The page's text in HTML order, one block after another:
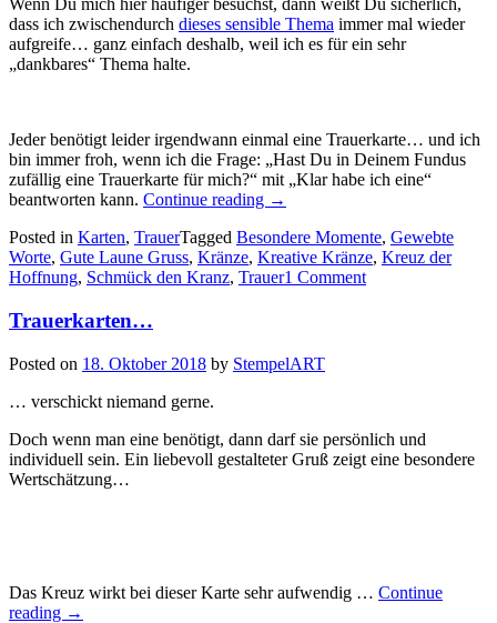
Wenn Du mich hier häufiger besuchst, dann weißt Du sicherlich,
dass ich zwischendurch dieses sensible Thema immer mal wieder
aufgreife… ganz einfach deshalb, weil ich es für ein sehr
„dankbares“ Thema halte.
Jeder benötigt leider irgendwann einmal eine Trauerkarte… und ich
bin immer froh, wenn ich die Frage: „Hast Du in Deinem Fundus
zufällig eine Trauerkarte für mich?“ mit „Klar habe ich eine“
beantworten kann. Continue reading „Kreative
–
ein
paar
→
Posted in Karten, TrauerTagged Besondere Momente, Gewebte
Worte, Gute Laune Gruss, Kränze, Kreative Kränze, Kreuz der
Hoffnung, Schmück den Kranz, Trauer1 Comment
Trauerkarten…
Posted on 18. Oktober 2018 by StempelART
… verschickt niemand gerne.
Doch wenn man eine benötigt, dann darf sie persönlich und
individuell sein. Ein liebevoll gestalteter Gruß zeigt eine besondere
Wertschätzung…
Das Kreuz wirkt bei dieser Karte sehr aufwendig … Continue
reading „Trauerkarten…“
→